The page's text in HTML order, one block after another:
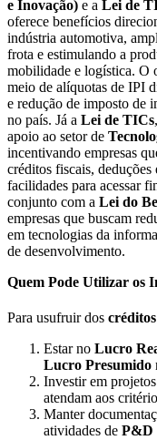
e Inovação) e a Lei de
oferece benefícios
indústria automotiva,
frota e estimulando a
mobilidade e logística. O
meio de alíquotas de IPI
e redução de imposto de
no país. Já a Lei de TICs
apoio ao setor de
incentivando empresas
créditos fiscais,
facilidades para acessar
conjunto com a Lei do
empresas que buscam
em tecnologias da
de desenvolvimento.
Quem Pode Utilizar os
Para usufruir dos
Estar no Lucro
Lucro Presumido
Investir em
atendam aos
Manter
atividades de P&D